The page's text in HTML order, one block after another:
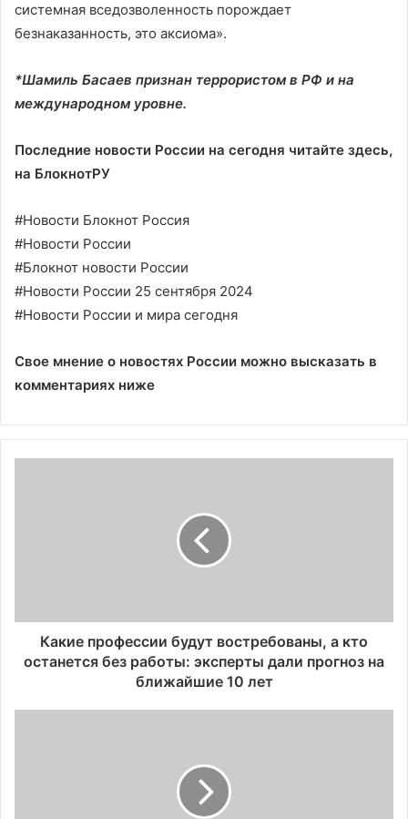
системная вседозволенность порождает
безнаказанность, это аксиома».
*Шамиль Басаев признан террористом в РФ и на
международном уровне.
Последние новости России на сегодня читайте здесь,
на БлокнотРУ
#Новости Блокнот Россия
#Новости России
#Блокнот новости России
#Новости России 25 сентября 2024
#Новости России и мира сегодня
Свое мнение о новостях России можно высказать в
комментариях ниже
Какие профессии будут востребованы, а кто
останется без работы: эксперты дали прогноз на
ближайшие 10 лет